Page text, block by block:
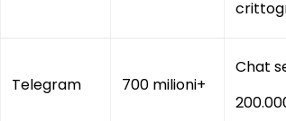
Telegram 700 milioni+
Chat